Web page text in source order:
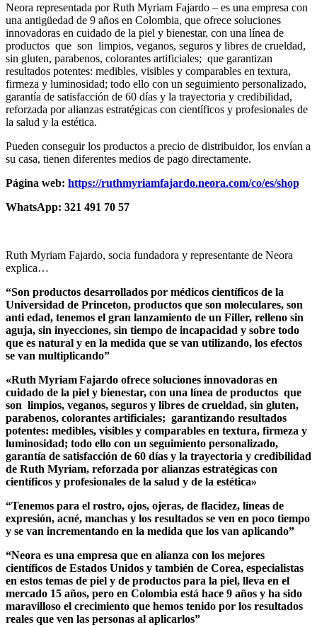
Neora representada por Ruth Myriam Fajardo – es una empresa con
una antigüedad de 9 años en Colombia, que ofrece soluciones
innovadoras en cuidado de la piel y bienestar, con una línea de
productos que son limpios, veganos, seguros y libres de crueldad,
sin gluten, parabenos, colorantes artificiales; que garantizan
resultados potentes: medibles, visibles y comparables en textura,
firmeza y luminosidad; todo ello con un seguimiento personalizado,
garantía de satisfacción de 60 días y la trayectoria y credibilidad,
reforzada por alianzas estratégicas con científicos y profesionales de
la salud y la estética.
Pueden conseguir los productos a precio de distribuidor, los envían a
su casa, tienen diferentes medios de pago directamente.
Página web: https://ruthmyriamfajardo.neora.com/co/es/shop
WhatsApp: 321 491 70 57
Ruth Myriam Fajardo, socia fundadora y representante de Neora
explica…
“Son productos desarrollados por médicos científicos de la
Universidad de Princeton, productos que son moleculares, son
anti edad, tenemos el gran lanzamiento de un Filler, relleno sin
aguja, sin inyecciones, sin tiempo de incapacidad y sobre todo
que es natural y en la medida que se van utilizando, los efectos
se van multiplicando”
«Ruth Myriam Fajardo ofrece soluciones innovadoras en
cuidado de la piel y bienestar, con una línea de productos que
son limpios, veganos, seguros y libres de crueldad, sin gluten,
parabenos, colorantes artificiales; garantizando resultados
potentes: medibles, visibles y comparables en textura, firmeza y
luminosidad; todo ello con un seguimiento personalizado,
garantía de satisfacción de 60 días y la trayectoria y credibilidad
de Ruth Myriam, reforzada por alianzas estratégicas con
científicos y profesionales de la salud y de la estética»
“Tenemos para el rostro, ojos, ojeras, de flacidez, líneas de
expresión, acné, manchas y los resultados se ven en poco tiempo
y se van incrementando en la medida que los van aplicando”
“Neora es una empresa que en alianza con los mejores
científicos de Estados Unidos y también de Corea, especialistas
en estos temas de piel y de productos para la piel, lleva en el
mercado 15 años, pero en Colombia está hace 9 años y ha sido
maravilloso el crecimiento que hemos tenido por los resultados
reales que ven las personas al aplicarlos”